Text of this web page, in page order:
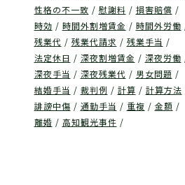
性格の不一致
慰謝料
損害賠償
時効
時間外割増賃金
時間外労働
残業代
残業代請求
残業手当
法定休日
深夜割増賃金
深夜労働
深夜手当
深夜残業代
男女問題
結婚手当
裁判例 計算
計算方法
誹謗中傷
通勤手当 重複
金額
離婚
高知観光事件